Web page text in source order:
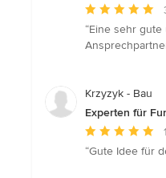
Bewertung:
5
Sternen
“Eine sehr
Krzyzyk - Bau
Experten für
Bewertung:
“Gute Idee für